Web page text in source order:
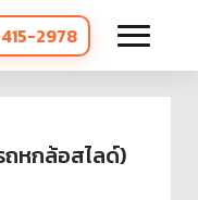
2978
ถหกล้อสไลด์)